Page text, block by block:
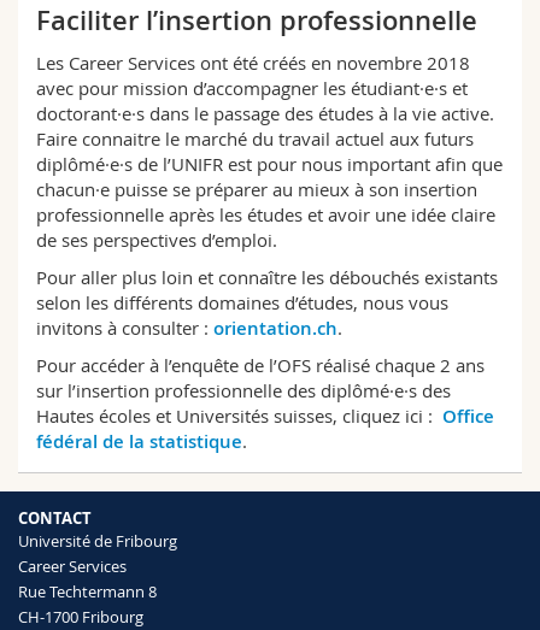
Faciliter l’insertion professionnelle
Les Career Services ont été créés en novembre 2018
avec pour mission d’accompagner les étudiant·e·s et
doctorant·e·s dans le passage des études à la vie active.
Faire connaitre le marché du travail actuel aux futurs
diplômé·e·s de l’UNIFR est pour nous important afin que
chacun·e puisse se préparer au mieux à son insertion
professionnelle après les études et avoir une idée claire
de ses perspectives d’emploi.
Pour aller plus loin et connaître les débouchés existants
selon les différents domaines d’études, nous vous
invitons à consulter : orientation.ch.
Pour accéder à l’enquête de l’OFS réalisé chaque 2 ans
sur l’insertion professionnelle des diplômé·e·s des
Hautes écoles et Universités suisses, cliquez ici : Office
fédéral de la statistique.
CONTACT
Université de Fribourg
Career Services
Rue Techtermann 8
CH-1700 Fribourg